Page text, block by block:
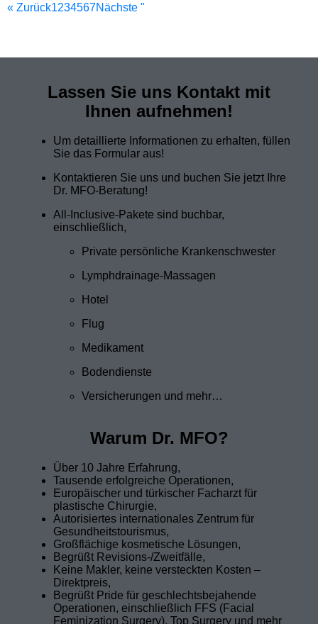
« Zurück1234567Nächste "
Lassen Sie uns Kontakt mit
Ihnen aufnehmen!
Um detaillierte Informationen zu erhalten, füllen
Sie das Formular aus!
Kontaktieren Sie uns und buchen Sie jetzt Ihre
Dr. MFO-Beratung!
All-Inclusive-Pakete sind buchbar,
einschließlich,
Private persönliche Krankenschwester
Lymphdrainage-Massagen
Hotel
Flug
Medikament
Bodendienste
Versicherungen und mehr…
Warum Dr. MFO?
Über 10 Jahre Erfahrung,
Tausende erfolgreiche Operationen,
Europäischer und türkischer Facharzt für
plastische Chirurgie,
Autorisiertes internationales Zentrum für
Gesundheitstourismus,
Großflächige kosmetische Lösungen,
Begrüßt Revisions-/Zweitfälle,
Keine Makler, keine versteckten Kosten –
Direktpreis,
Begrüßt Pride für geschlechtsbejahende
Operationen, einschließlich FFS (Facial
Feminization Surgery), Top Surgery und mehr